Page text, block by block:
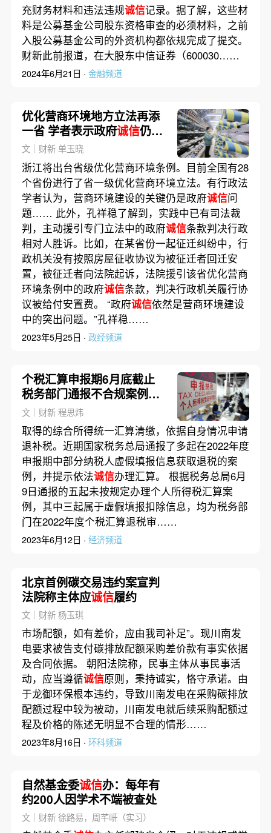
充财务材料和违法违规诚信记录。据了解，这些材
料是公募基金公司股东资格审查的必须材料，之前
入股公募基金公司的外资机构都依规完成了提交。
财新此前报道，在大股东中信证券（600030……
2024年6月21日 · 金融频道
优化营商环境地方立法再添
一省 学者表示政府诚信仍是
关键
文｜财新 单玉晓
浙江将出台省级优化营商环境条例。目前全国有28
个省份进行了省一级优化营商环境立法。有行政法
学者认为，营商环境建设的关键仍是政府诚信问
题…… 此外，孔祥稳了解到，实践中已有司法裁
判，主动援引专门立法中的政府诚信条款判决行政
相对人胜诉。比如，在某省份一起征迁纠纷中，行
政机关没有按照房屋征收协议为被征迁者回迁安
置，被征迁者向法院起诉，法院援引该省优化营商
环境条例中的政府诚信条款，判决行政机关履行协
议被给付安置费。 “政府诚信依然是营商环境建设
中的突出问题。”孔祥稳……
2023年5月25日 · 政经频道
个税汇算申报期6月底截止
税务部门通报不合规案例提
示依法诚信办理
文｜财新 程思炜
取得的综合所得统一汇算清缴，依据自身情况申请
退补税。近期国家税务总局通报了多起在2022年度
申报期中部分纳税人虚假填报信息获取退税的案
例，并提示依法诚信办理汇算。 根据税务总局6月
9日通报的五起未按规定办理个人所得税汇算案
例，其中三起属于虚假填报扣除信息，均为税务部
门在2022年度个税汇算退税审……
2023年6月12日 · 经济频道
北京首例碳交易违约案宣判
法院称主体应诚信履约
文｜财新 杨玉琪
市场配额，如有差价，应由我司补足”。现川南发
电要求被告支付碳排放配额采购差价款有事实依据
及合同依据。 朝阳法院称，民事主体从事民事活
动，应当遵循诚信原则，秉持诚实，恪守承诺。由
于龙御环保根本违约，导致川南发电在采购碳排放
配额过程中较为被动，川南发电就后续采购配额过
程及价格的陈述无明显不合理的情形……
2023年8月16日 · 环科频道
自然基金委诚信办：每年有
约200人因学术不端被查处
文｜财新 徐路易，周芊岍（实习）